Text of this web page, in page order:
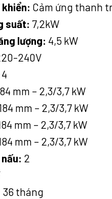
khiển: Cảm ứng thanh
suất: 7,2kW
lượng: 4,5 kW
240V
4
mm – 2,3/3,7 kW
mm – 2,3/3,7 kW
mm – 2,3/3,7 kW
mm – 2,3/3,7 kW
2
36 tháng